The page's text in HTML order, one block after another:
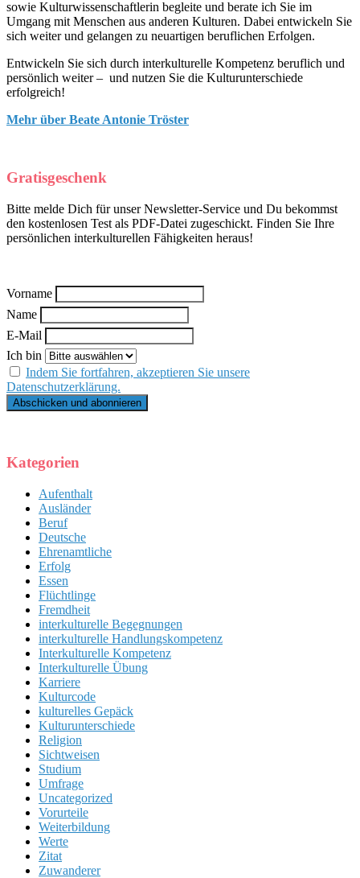
sowie Kulturwissenschaftlerin begleite und berate ich Sie im
Umgang mit Menschen aus anderen Kulturen. Dabei entwickeln Sie
sich weiter und gelangen zu neuartigen beruflichen Erfolgen.
Entwickeln Sie sich durch interkulturelle Kompetenz beruflich und
persönlich weiter – und nutzen Sie die Kulturunterschiede
erfolgreich!
Mehr über Beate Antonie Tröster
Gratisgeschenk
Bitte melde Dich für unser Newsletter-Service und Du bekommst
den kostenlosen Test als PDF-Datei zugeschickt. Finden Sie Ihre
persönlichen interkulturellen Fähigkeiten heraus!
Vorname
Name
E-Mail
Ich bin
Indem Sie fortfahren, akzeptieren Sie unsere
Datenschutzerklärung.
Kategorien
Aufenthalt
Ausländer
Beruf
Deutsche
Ehrenamtliche
Erfolg
Essen
Flüchtlinge
Fremdheit
interkulturelle Begegnungen
interkulturelle Handlungskompetenz
Interkulturelle Kompetenz
Interkulturelle Übung
Karriere
Kulturcode
kulturelles Gepäck
Kulturunterschiede
Religion
Sichtweisen
Studium
Umfrage
Uncategorized
Vorurteile
Weiterbildung
Werte
Zitat
Zuwanderer